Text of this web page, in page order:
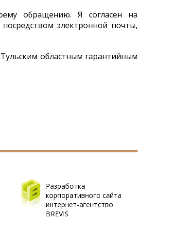
обращению. Я согласен на
электронной почты,
областным гарантийным
Разработка
корпоративного сайта
интернет-агентство
BREVIS